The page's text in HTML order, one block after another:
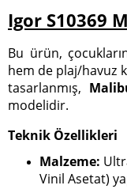
Igor S10369
Bu ürün,
hem de plaj/havuz
tasarlanmış,
modelidir.
Teknik Özellikleri
Malzeme:
Vinil Asetat)